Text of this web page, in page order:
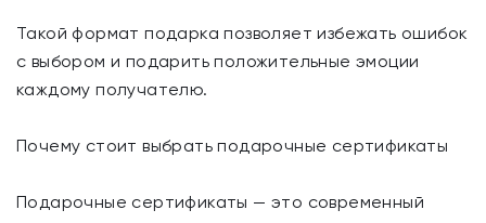
Такой формат подарка позволяет избежать ошибок
с выбором и подарить положительные эмоции
каждому получателю.
Почему стоит выбрать подарочные сертификаты
Подарочные сертификаты — это современный